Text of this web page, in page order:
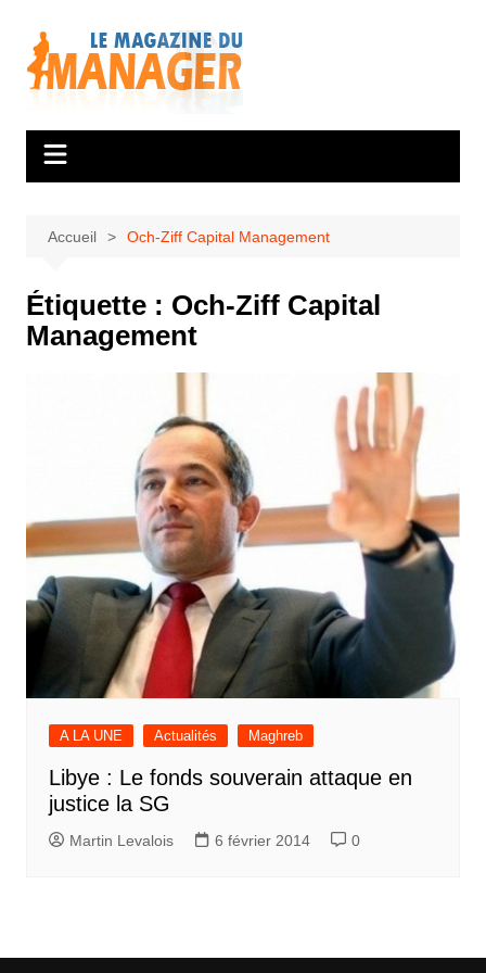
contenu
Accueil Och-Ziff Capital Management
Étiquette : Och-Ziff Capital
Management
A LA UNE Actualités Maghreb
Libye : Le fonds souverain attaque en
justice la SG
Martin Levalois 6 février 2014 0